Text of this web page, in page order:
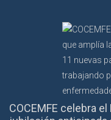
COCEMFE celebra